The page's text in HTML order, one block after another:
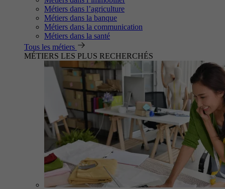
Métiers dans l’agriculture
Métiers dans la banque
Métiers dans la communication
Métiers dans la santé
Tous les métiers
MÉTIERS LES PLUS RECHERCHÉS